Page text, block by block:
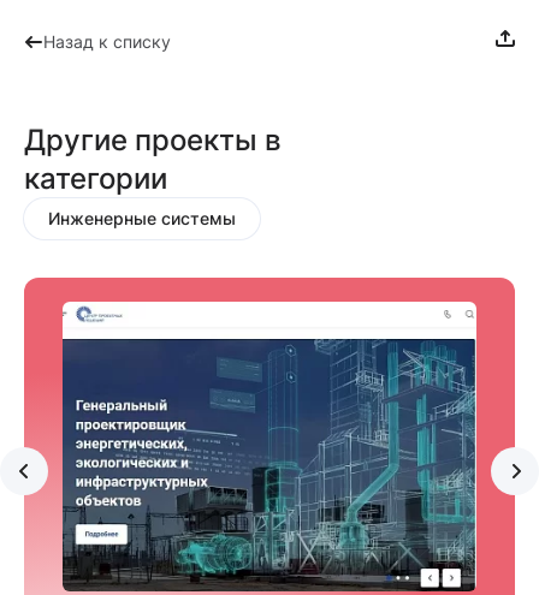
Назад к списку
Другие проекты в
категории
Инженерные системы